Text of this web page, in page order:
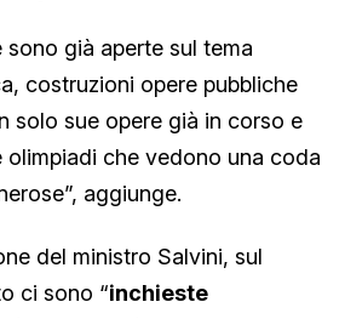
sono già aperte sul tema
costruzioni opere pubbliche
solo sue opere già in corso e
olimpiadi che vedono una coda
aggiunge.
del ministro Salvini, sul
ci sono “inchieste